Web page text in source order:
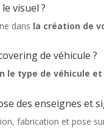
visuel ?
dans la création de
de véhicule ?
le type de véhicule
des enseignes et
fabrication et pose